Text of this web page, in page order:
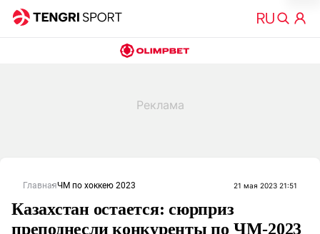
ГлавнаяЧМ по хоккею 2023 21 мая 2023 21:51
Казахстан остается: сюрприз
преподнесли конкуренты по ЧМ-2023